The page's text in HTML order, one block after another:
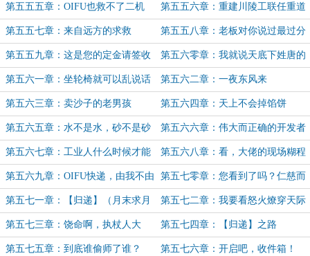
吧，工业之门！ 点OIFU的震撼
第五五五章：OIFU也救不了二机
厂？
第五五六章：重建川陵工联任重道
远……什么？
第五五七章：来自远方的求救 第五五八章：老板对你说过最过分
的话
第五五九章：这是您的定金请签收 第五六零章：我就说天底下姓唐的
都不是好东西！
第五六一章：坐轮椅就可以乱说话
了？
第五六二章：一夜东风来
第五六三章：卖沙子的老男孩 第五六四章：天上不会掉馅饼
第五六五章：水不是水，砂不是砂 第五六六章：伟大而正确的开发者
第五六七章：工业人什么时候才能
站起来？
第五六八章：看，大佬的现场糊程
序教学
第五六九章：OIFU快递，由我不由
你
第五七零章：您看到了吗？仁慈而
伟大的开发者
第五七一章：【归递】（月末求月
票）
第五七二章：我要看怒火燎穿天际
（求月票）
第五七三章：饶命啊，执杖人大
人！（月初求月票）
第五七四章：【归递】之路
第五七五章：到底谁偷师了谁？ 第五七六章：开启吧，收件箱！